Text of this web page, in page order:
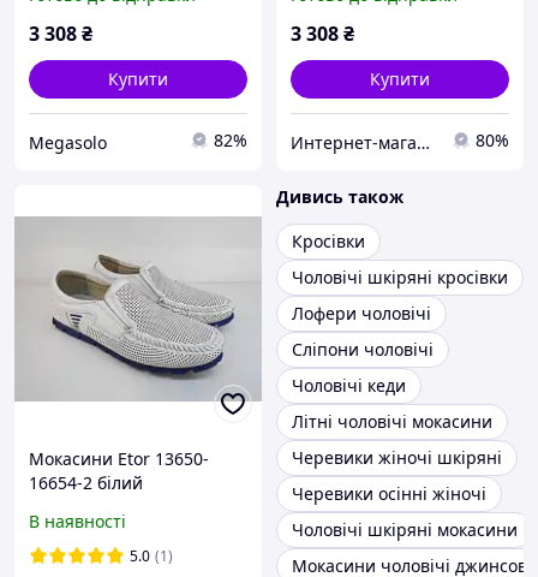
3 308₴
Купити
Megasolo 82%
3 308₴
Купити
Интернет-магазин ShoesOpt 80%
Мокасини Etor 13650-
16654-2 білий
В наявності
5.0 (1)
Дивись також
Кросівки
Чоловічі шкіряні кросівки
Лофери чоловічі
Сліпони чоловічі
Чоловічі кеди
Літні чоловічі мокасини
Черевики жіночі шкіряні
Черевики осінні жіночі
Чоловічі шкіряні мокасини
Мокасини чоловічі джинсові